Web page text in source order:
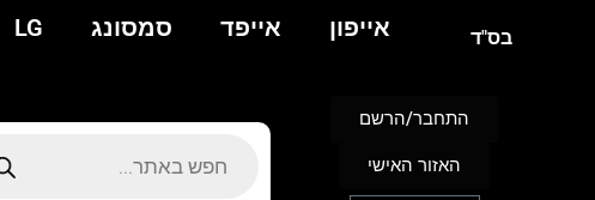
אייפון אייפד סמסונג LG בס"ד
התחבר/הרשם
האזור האישי